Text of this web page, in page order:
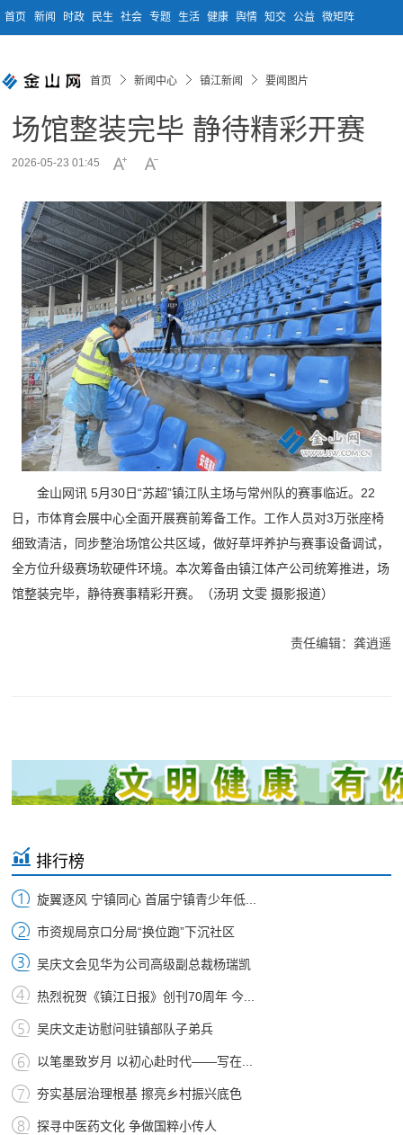
首页 新闻 时政 民生 社会 专题 生活 健康 舆情 知交 公益 微矩阵
首页 新闻中心 镇江新闻 要闻图片
场馆整装完毕 静待精彩开赛
2026-05-23 01:45
金山网讯 5月30日“苏超”镇江队主场与常州队的赛事临近。22
日，市体育会展中心全面开展赛前筹备工作。工作人员对3万张座椅
细致清洁，同步整治场馆公共区域，做好草坪养护与赛事设备调试，
全方位升级赛场软硬件环境。本次筹备由镇江体产公司统筹推进，场
馆整装完毕，静待赛事精彩开赛。（汤玥 文雯 摄影报道）
责任编辑：龚逍遥
排行榜
旋翼逐风 宁镇同心 首届宁镇青少年低...
市资规局京口分局“换位跑”下沉社区
吴庆文会见华为公司高级副总裁杨瑞凯
热烈祝贺《镇江日报》创刊70周年 今...
吴庆文走访慰问驻镇部队子弟兵
以笔墨致岁月 以初心赴时代——写在...
夯实基层治理根基 擦亮乡村振兴底色
探寻中医药文化 争做国粹小传人